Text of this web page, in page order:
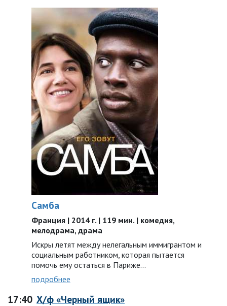
Самба
Франция | 2014 г. | 119 мин. | комедия,
мелодрама, драма
Искры летят между нелегальным иммигрантом и
социальным работником, которая пытается
помочь ему остаться в Париже…
подробнее
17:40 Х/ф «Черный ящик»